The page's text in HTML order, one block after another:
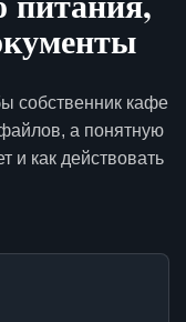
собственник кафе
а понятную
и как действовать